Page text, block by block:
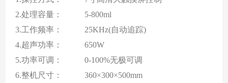
2.处理容量： 5-800ml
3.工作频率 ：
25KHz(自动追踪)
4.超声功率 ： 650W
5.功率可调 ：
0-100%无极可调
6.整机尺寸： 360×300×500mm